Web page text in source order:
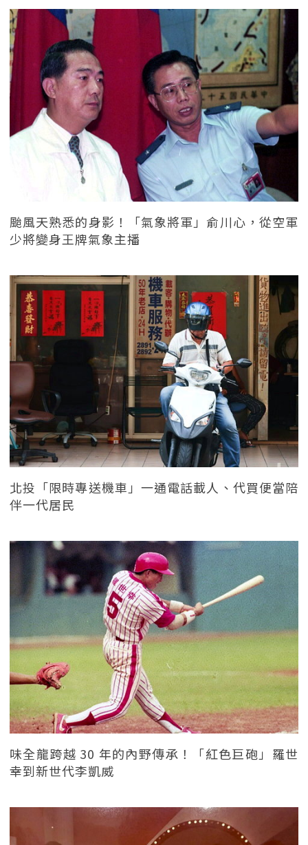
颱風天熟悉的身影！「氣象將軍」俞川心，從空軍
少將變身王牌氣象主播
北投「限時專送機車」一通電話載人、代買便當陪
伴一代居民
味全龍跨越 30 年的內野傳承！「紅色巨砲」羅世
幸到新世代李凱威